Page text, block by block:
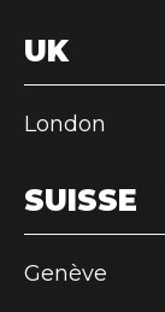
UK
London
SUISSE
Genève